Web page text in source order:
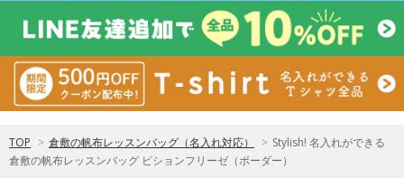
TOP > 倉敷の帆布レッスンバッグ（名入れ対応） > Stylish! 名入れができる
倉敷の帆布レッスンバッグ ビションフリーゼ（ボーダー）